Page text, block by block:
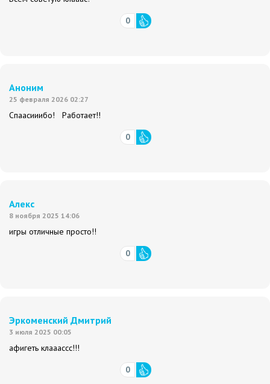
0
Аноним
25 февраля 2026 02:27
Спаасииибо! Работает!!
0
Алекс
8 ноября 2025 14:06
игры отличные просто!!
0
Эркоменский Дмитрий
3 июля 2025 00:05
афигеть клааассс!!!
0